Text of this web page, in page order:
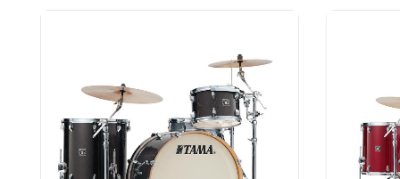
• Omnisphere Tomholder - Dubbelpukhållare på
• Low Mass Lugs - Små stämhus med klassisk Tama
• Claw Hooks w/ Rubber Spacers - Bastrummans
» Passande stativpaket, dubbelstagade: SM5W (ingår
(2 x Cymbalstativ med bom, Virvelstativ, Hi-hatstativ,